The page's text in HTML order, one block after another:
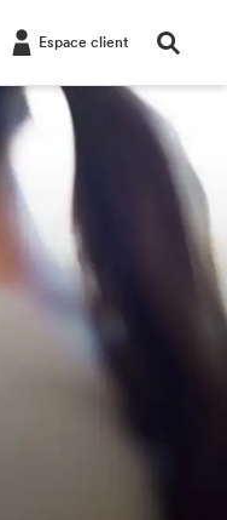
Espace client